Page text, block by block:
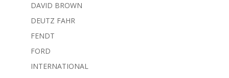
DAVID BROWN
DEUTZ FAHR
FENDT
FORD
INTERNATIONAL